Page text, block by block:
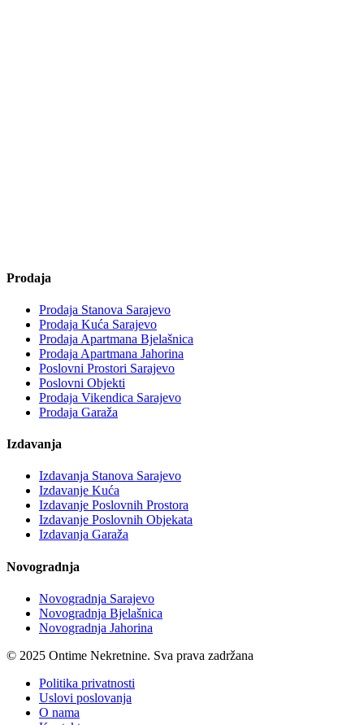
Prodaja
Prodaja Stanova Sarajevo
Prodaja Kuća Sarajevo
Prodaja Apartmana Bjelašnica
Prodaja Apartmana Jahorina
Poslovni Prostori Sarajevo
Poslovni Objekti
Prodaja Vikendica Sarajevo
Prodaja Garaža
Izdavanja
Izdavanja Stanova Sarajevo
Izdavanje Kuća
Izdavanje Poslovnih Prostora
Izdavanje Poslovnih Objekata
Izdavanja Garaža
Novogradnja
Novogradnja Sarajevo
Novogradnja Bjelašnica
Novogradnja Jahorina
© 2025 Ontime Nekretnine. Sva prava zadržana
Politika privatnosti
Uslovi poslovanja
O nama